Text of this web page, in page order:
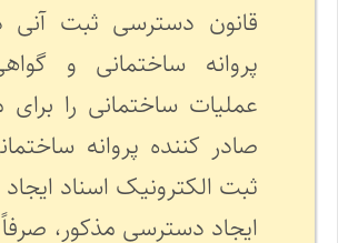
قانون دسترسی ثبت آنی
پروانه ساختمانی و
عملیات ساختمانی را برای
صادر کننده پروانه
ثبت الکترونیک اسناد
ایجاد دسترسی مذکور،